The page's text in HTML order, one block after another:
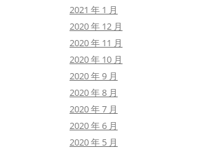
2021 年 1 月
2020 年 12 月
2020 年 11 月
2020 年 10 月
2020 年 9 月
2020 年 8 月
2020 年 7 月
2020 年 6 月
2020 年 5 月